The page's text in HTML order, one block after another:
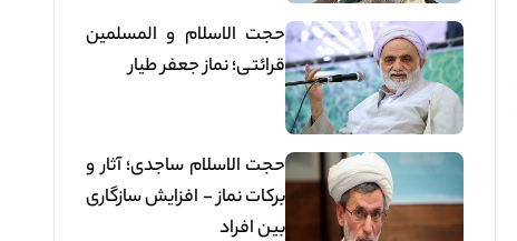
حجت الاسلام و المسلمین
قرائتی؛ نماز جعفر طیار
حجت الاسلام ساجدی؛ آثار و
برکات نماز - افزایش سازگاری
بین افراد